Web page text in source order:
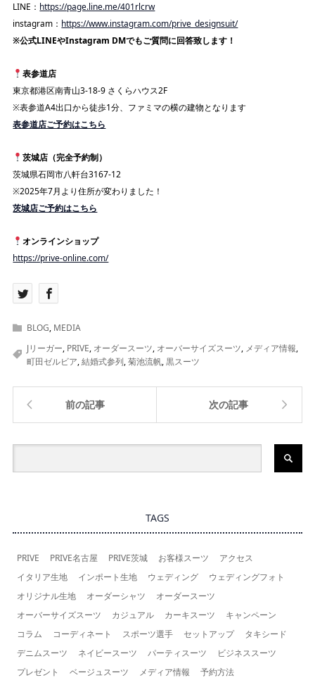
LINE： https://page.line.me/401rlcrw
instagram： https://www.instagram.com/prive_designsuit/
※公式LINEやInstagram DMでもご質問に回答致します！
表参道店
東京都港区南青山3-18-9 さくらハウス2F
※表参道A4出口から徒歩1分、ファミマの横の建物となります
表参道店ご予約はこちら
茨城店（完全予約制）
茨城県石岡市八軒台3167-12
※2025年7月より住所が変わりました！
茨城店ご予約はこちら
オンラインショップ
https://prive-online.com/
BLOG, MEDIA
Jリーガー, PRIVE, オーダースーツ, オーバーサイズスーツ, メディア情報,
町田ゼルビア,結婚式参列,菊池流帆,黒スーツ
前の記事 次の記事
TAGS
PRIVE PRIVE名古屋 PRIVE茨城 お客様スーツ
アクセス
イタリア生地
インポート生地 ウェディング
ウェディングフォト
オリジナル生地
オーダーシャツ
オーダースーツ
オーバーサイズスーツ
カジュアル カーキスーツ
キャンペーン
コラム
コーディネート スポーツ選手 セットアップ
タキシード
デニムスーツ
ネイビースーツ パーティスーツ
ビジネススーツ
プレゼント
ベージュスーツ メディア情報 予約方法